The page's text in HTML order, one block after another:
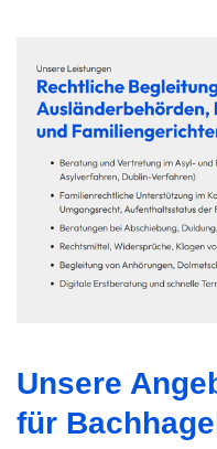
Unsere
für Bachhagel